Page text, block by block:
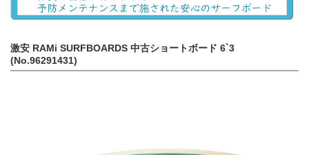
激安 RAMi SURFBOARDS 中古ショートボード 6`3
(No.96291431)